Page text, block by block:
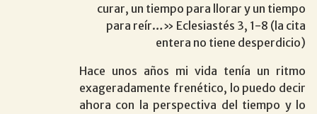
curar, un tiempo para llorar y un tiempo
para reír…» Eclesiastés 3, 1-8 (la cita
entera no tiene desperdicio)
Hace unos años mi vida tenía un ritmo
exageradamente frenético, lo puedo decir
ahora con la perspectiva del tiempo y lo